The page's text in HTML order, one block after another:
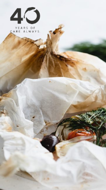
メインコンテンツへスキップ